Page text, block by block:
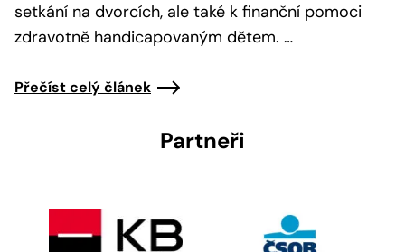
setkání na dvorcích, ale také k finanční pomoci
zdravotně handicapovaným dětem. …
Přečíst celý článek
Partneři